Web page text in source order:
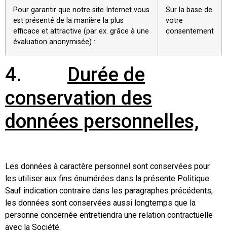
Pour garantir que notre site Internet vous
est présenté de la manière la plus
efficace et attractive (par ex. grâce à une
évaluation anonymisée) :
Sur la base de
votre
consentement
4. Durée de
conservation des
données personnelles,
Les données à caractère personnel sont conservées pour
les utiliser aux fins énumérées dans la présente Politique.
Sauf indication contraire dans les paragraphes précédents,
les données sont conservées aussi longtemps que la
personne concernée entretiendra une relation contractuelle
avec la Société.